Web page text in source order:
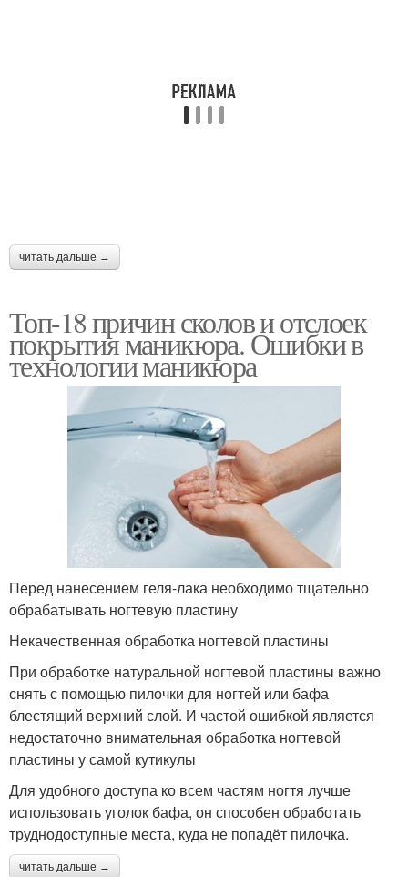
читать дальше →
Топ-18 причин сколов и отслоек
покрытия маникюра. Ошибки в
технологии маникюра
Перед нанесением геля-лака необходимо тщательно
обрабатывать ногтевую пластину
Некачественная обработка ногтевой пластины
При обработке натуральной ногтевой пластины важно
снять с помощью пилочки для ногтей или бафа
блестящий верхний слой. И частой ошибкой является
недостаточно внимательная обработка ногтевой
пластины у самой кутикулы
Для удобного доступа ко всем частям ногтя лучше
использовать уголок бафа, он способен обработать
труднодоступные места, куда не попадёт пилочка.
читать дальше →